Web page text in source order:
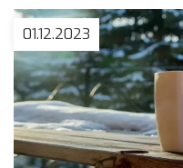
01.12.2023